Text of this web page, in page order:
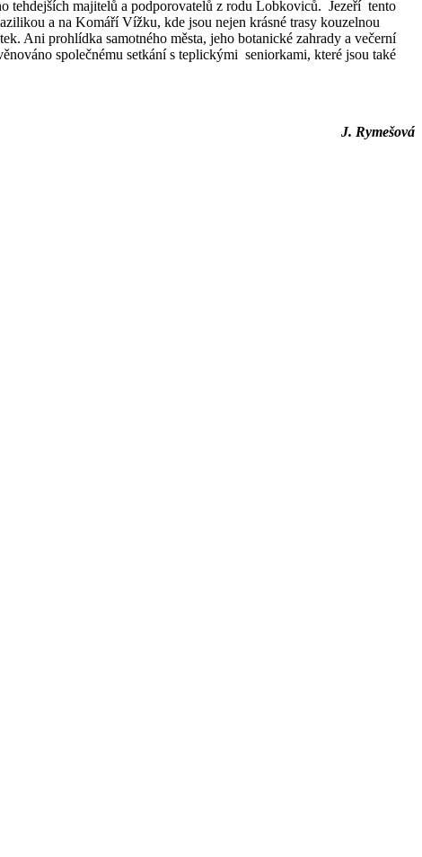
tehdejších majitelů a podporovatelů z rodu Lobkoviců. Jezeří tento
a na Komáří Vížku, kde jsou nejen krásné trasy kouzelnou
Ani prohlídka samotného města, jeho botanické zahrady a večerní
společnému setkání s teplickými seniorkami, které jsou také
J. Rymešová